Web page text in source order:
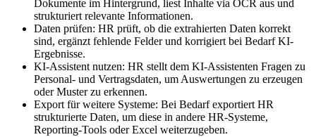
Dokumente im Hintergrund, liest Inhalte via OCR aus und
strukturiert relevante Informationen.
Daten prüfen: HR prüft, ob die extrahierten Daten korrekt
sind, ergänzt fehlende Felder und korrigiert bei Bedarf KI-
Ergebnisse.
KI-Assistent nutzen: HR stellt dem KI-Assistenten Fragen zu
Personal- und Vertragsdaten, um Auswertungen zu erzeugen
oder Muster zu erkennen.
Export für weitere Systeme: Bei Bedarf exportiert HR
strukturierte Daten, um diese in andere HR-Systeme,
Reporting-Tools oder Excel weiterzugeben.